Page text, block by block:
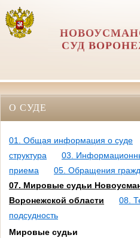
СУД
О СУДЕ
01. Общая информация о суде
структура
03.
приема
05. Обращения
07. Мировые судьи
Воронежской области
08.
подсудность
Мировые судьи